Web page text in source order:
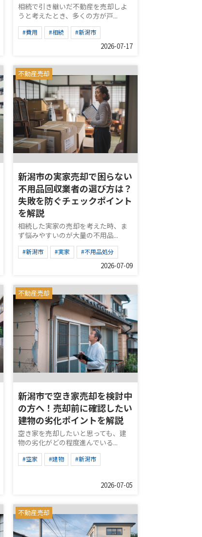
相続で引き継いだ不動産を売却しよ
うと考えたとき、多くの方が戸...
#費用 #相続 #新潟市
2026-07-17
不動産売却
新潟市の実家売却で困らない
不用品回収業者の選び方は？
失敗を防ぐチェックポイント
を解説
相続した実家の売却を考えた時、ま
ず悩みやすいのが大量の不用品...
#新潟市 #実家 #不用品処分
2026-07-09
不動産売却
新潟市で空き家売却を検討中
の方へ！売却前に確認したい
建物の劣化ポイントを解説
空き家を売却したいと思っても、建
物の劣化がどの程度進んでいる...
#空家 #建物 #新潟市
2026-07-05
不動産売却